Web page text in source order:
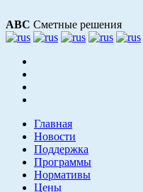
АВС Сметные решения
Главная
Новости
Поддержка
Программы
Нормативы
Цены